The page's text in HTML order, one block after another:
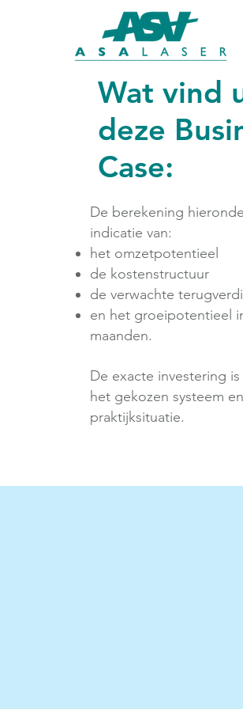
Wat vind
deze
Case:
De berekening
indicatie van:
het omzetpotentieel
de kostenstructuur
de verwachte
en het groeipotentieel
maanden.
De exacte investering
het gekozen systeem
praktijksituatie.